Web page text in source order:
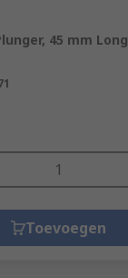
45 mm Long
Toevoegen